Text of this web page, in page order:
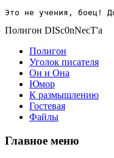
Это не учения, боец!
Полигон DISc0nNecT'a
Полигон
Уголок писателя
Он и Она
Юмор
К размышлению
Гостевая
Файлы
Главное меню